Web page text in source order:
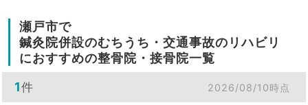
瀬戸市で
鍼灸院併設のむちうち・交通事故のリハビリ
におすすめの整骨院・接骨院一覧
1件 2026/08/10時点